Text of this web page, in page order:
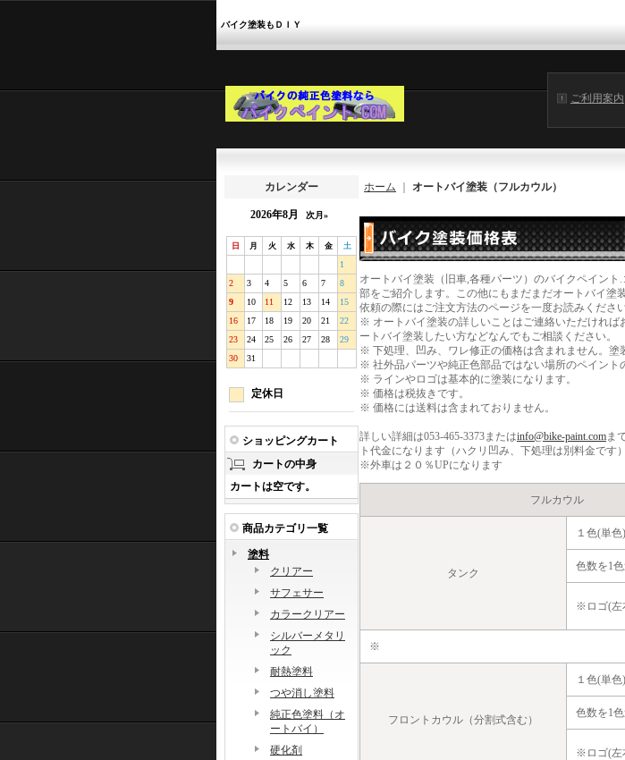
バイク塗装もＤＩＹ
ご利用案内
カレンダー
2026年8月 次月»
日 月 火 水 木 金 土
1
2
3 4 5 6 7
8
9
10 11 12 13 14
15
16
17 18 19 20 21
22
23
24 25 26 27 28
29
30
31
定休日
ショッピングカート
カートの中身
カートは空です。
商品カテゴリ一覧
塗料
クリアー
サフェサー
カラークリアー
シルバーメタリ
ック
耐熱塗料
つや消し塗料
純正色塗料（オ
ートバイ）
硬化剤
ホーム オートバイ塗装（フルカウル）
オートバイ塗装（旧車,各種パーツ）のバイクペイン
部をご紹介します。この他にもまだまだオートバイ塗
依頼の際にはご注文方法のページを一度お読みください
※ オートバイ塗装の詳しいことはご連絡いただけれ
ートバイ塗装したい方などなんでもご相談ください。
※ 下処理、凹み、ワレ修正の価格は含まれません。塗
※ 社外品パーツや純正色部品ではない場所のペイント
※ ラインやロゴは基本的に塗装になります。
※ 価格は税抜きです。
※ 価格には送料は含まれておりません。
詳しい詳細は053-465-3373またはinfo@bike-paint.comま
ト代金になります（ハクリ凹み、下処理は別料金です）
※外車は２０％UPになります
フルカウル
タンク
１色(単色)
色数を1
※ ロゴ(
※
フロントカウル（分割式含む）
１色(単色)
色数を1
※ ロゴ(